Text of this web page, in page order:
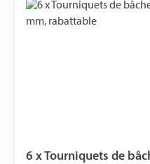
6 x Tourniquets de